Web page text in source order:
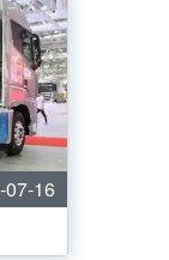
07-16